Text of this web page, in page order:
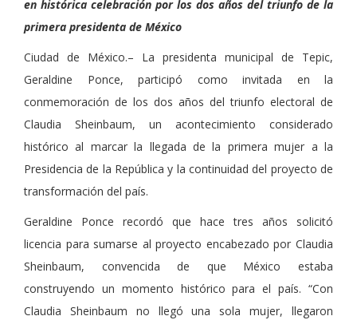
en histórica celebración por los dos años del triunfo de la
primera presidenta de México
Ciudad de México.– La presidenta municipal de Tepic,
Geraldine Ponce, participó como invitada en la
conmemoración de los dos años del triunfo electoral de
Claudia Sheinbaum, un acontecimiento considerado
histórico al marcar la llegada de la primera mujer a la
Presidencia de la República y la continuidad del proyecto de
transformación del país.
Geraldine Ponce recordó que hace tres años solicitó
licencia para sumarse al proyecto encabezado por Claudia
Sheinbaum, convencida de que México estaba
construyendo un momento histórico para el país. “Con
Claudia Sheinbaum no llegó una sola mujer, llegaron